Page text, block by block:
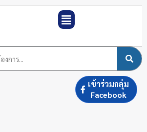
เข้าร่วมกลุ่ม
Facebook